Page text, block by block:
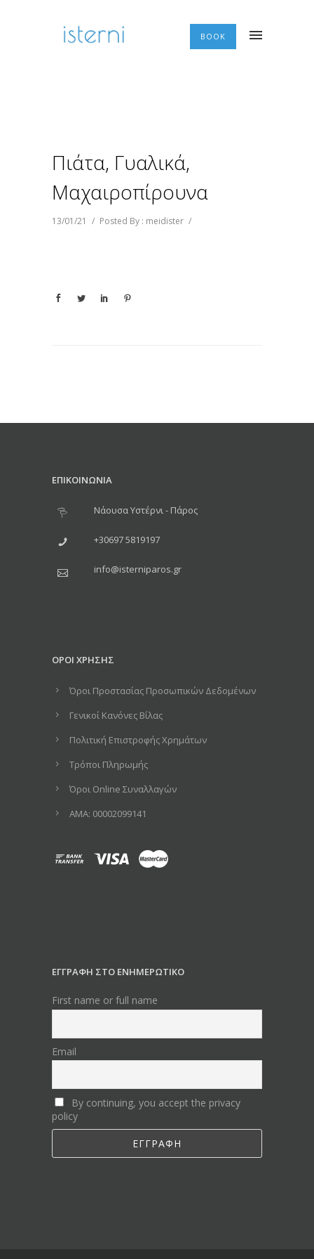
BOOK
Πιάτα, Γυαλικά,
Μαχαιροπίρουνα
13/01/21 / Posted By : meidister /
ΕΠΙΚΟΙΝΩΝΙΑ
Νάουσα Υστέρνι - Πάρος
+30697 5819197
info@isterniparos.gr
ΟΡΟΙ ΧΡΗΣΗΣ
Όροι Προστασίας Προσωπικών Δεδομένων
Γενικοί Κανόνες Βίλας
Πολιτική Επιστροφής Χρημάτων
Τρόποι Πληρωμής
Όροι Online Συναλλαγών
ΑΜΑ: 00002099141
ΕΓΓΡΑΦΗ ΣΤΟ ΕΝΗΜΕΡΩΤΙΚΟ
First name or full name
Email
By continuing, you accept the privacy
policy